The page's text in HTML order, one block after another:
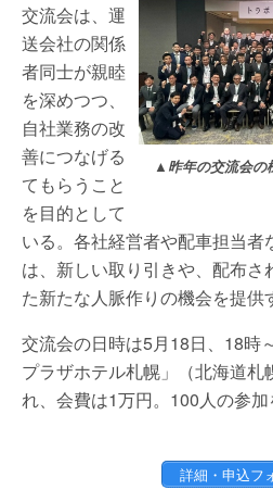
▲昨年の交流会の
交流会は、運
送会社の関係
者同士が親睦
を深めつつ、
自社業務の改
善につなげる
てもらうこと
を目的として
いる。各社経営者や配車担当
は、新しい取り引きや、配布さ
た新たな人脈作りの機会を提供
交流会の日時は5月18日、18時
プラザホテル札幌」（北海道札
れ、会費は1万円。100人の参加
詳細・申込フ